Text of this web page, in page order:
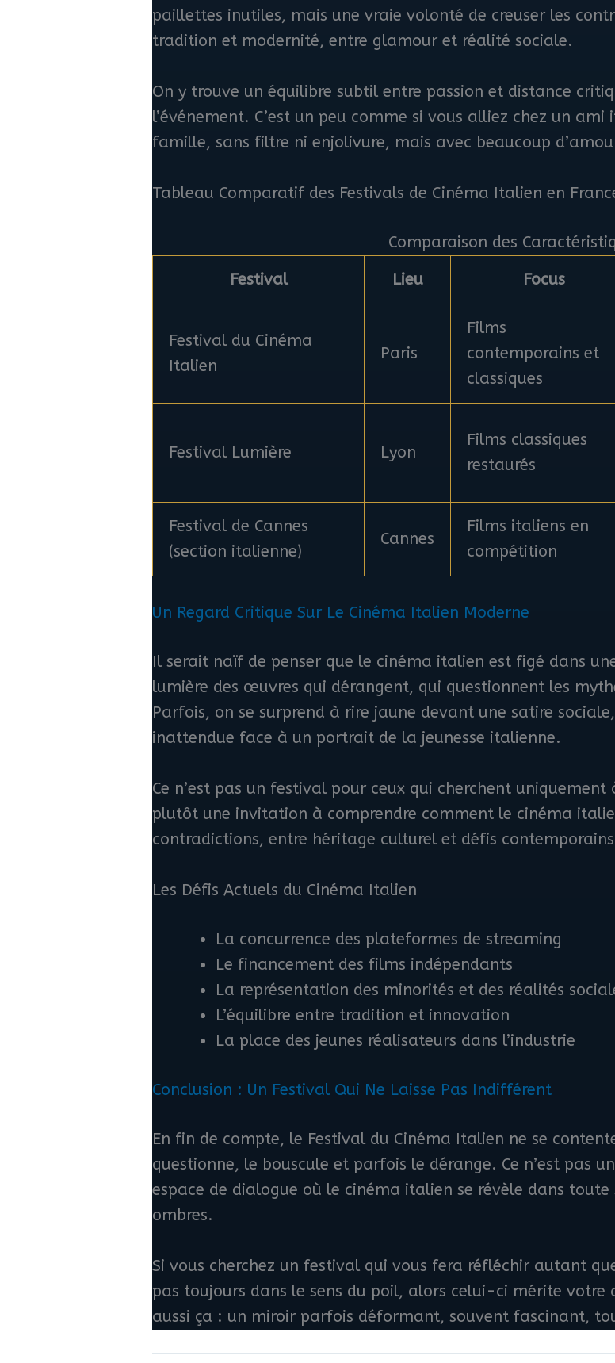
paillettes inutiles, mais une vraie volonté de creuser les
tradition et modernité, entre glamour et réalité sociale.
On y trouve un équilibre subtil entre passion et distance
l’événement. C’est un peu comme si vous alliez chez un
famille, sans filtre ni enjolivure, mais avec beaucoup
Tableau Comparatif des Festivals de Cinéma Italien en
Comparaison des
Festival Lieu Focus
Festival du Cinéma
Italien
Paris
Films
contemporains et
classiques
Festival Lumière Lyon
Films classiques
restaurés
Festival de Cannes
(section italienne)
Cannes
Films italiens en
compétition
Un Regard Critique Sur Le Cinéma Italien Moderne
Il serait naïf de penser que le cinéma italien est figé dans
lumière des œuvres qui dérangent, qui questionnent les
Parfois, on se surprend à rire jaune devant une satire
inattendue face à un portrait de la jeunesse italienne.
Ce n’est pas un festival pour ceux qui cherchent
plutôt une invitation à comprendre comment le cinéma
contradictions, entre héritage culturel et défis
Les Défis Actuels du Cinéma Italien
La concurrence des plateformes de streaming
Le financement des films indépendants
La représentation des minorités et des réalités
L’équilibre entre tradition et innovation
La place des jeunes réalisateurs dans l’industrie
Conclusion : Un Festival Qui Ne Laisse Pas Indifférent
En fin de compte, le Festival du Cinéma Italien ne se
questionne, le bouscule et parfois le dérange. Ce n’est pas
espace de dialogue où le cinéma italien se révèle dans toute
ombres.
Si vous cherchez un festival qui vous fera réfléchir autant
pas toujours dans le sens du poil, alors celui-ci mérite votre
aussi ça : un miroir parfois déformant, souvent fascinant,